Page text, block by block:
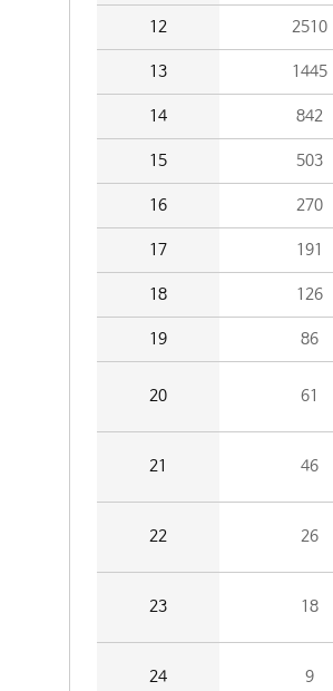
12 2510
13 1445
14 842
15 503
16 270
17 191
18 126
19 86
20 61
21 46
22 26
23 18
24 9